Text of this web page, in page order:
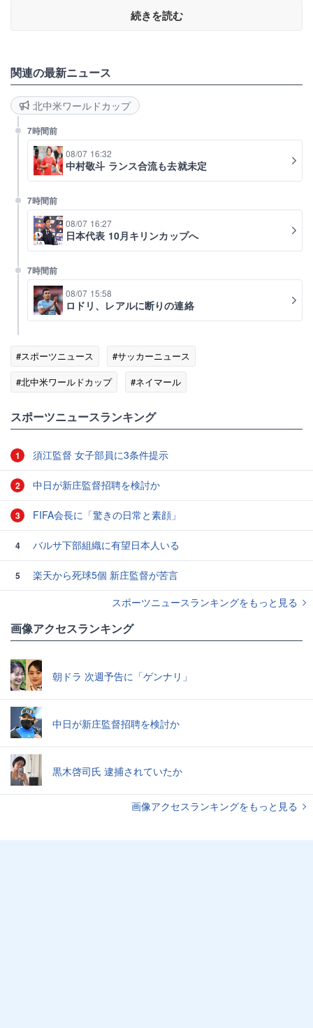
続きを読む
関連の最新ニュース
北中米ワールドカップ
7時間前
08/07 16:32
中村敬斗 ランス合流も去就未定
7時間前
08/07 16:27
日本代表 10月キリンカップへ
7時間前
08/07 15:58
ロドリ、レアルに断りの連絡
#スポーツニュース
#サッカーニュース
#北中米ワールドカップ
#ネイマール
スポーツニュースランキング
1 須江監督 女子部員に3条件提示
2 中日が新庄監督招聘を検討か
3 FIFA会長に「驚きの日常と素顔」
4 バルサ下部組織に有望日本人いる
5
楽天から死球5個 新庄監督が苦言
スポーツニュースランキングをもっと見る
画像アクセスランキング
朝ドラ 次週予告に「ゲンナリ」
中日が新庄監督招聘を検討か
黒木啓司氏 逮捕されていたか
画像アクセスランキングをもっと見る